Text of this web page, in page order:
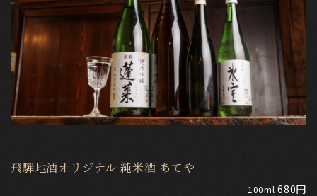
飛騨地酒オリジナル 純米酒 あてや
100ml 680円